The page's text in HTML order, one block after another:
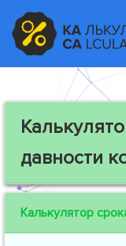
давности
Калькулятор